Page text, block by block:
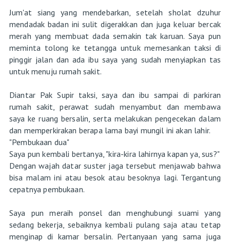
Jum'at siang yang mendebarkan, setelah sholat dzuhur
mendadak badan ini sulit digerakkan dan juga keluar bercak
merah yang membuat dada semakin tak karuan. Saya pun
meminta tolong ke tetangga untuk memesankan taksi di
pinggir jalan dan ada ibu saya yang sudah menyiapkan tas
untuk menuju rumah sakit.
Diantar Pak Supir taksi, saya dan ibu sampai di parkiran
rumah sakit, perawat sudah menyambut dan membawa
saya ke ruang bersalin, serta melakukan pengecekan dalam
dan memperkirakan berapa lama bayi mungil ini akan lahir.
"Pembukaan dua"
Saya pun kembali bertanya, "kira-kira lahirnya kapan ya, sus?"
Dengan wajah datar suster jaga tersebut menjawab bahwa
bisa malam ini atau besok atau besoknya lagi. Tergantung
cepatnya pembukaan.
Saya pun meraih ponsel dan menghubungi suami yang
sedang bekerja, sebaiknya kembali pulang saja atau tetap
menginap di kamar bersalin. Pertanyaan yang sama juga